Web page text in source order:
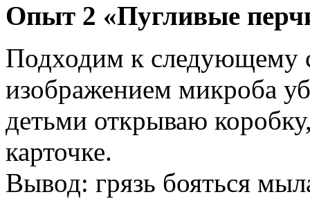
Опыт 2 «Пугливые
Подходим к следующему
изображением микроба
детьми открываю
карточке.
Вывод: грязь бояться